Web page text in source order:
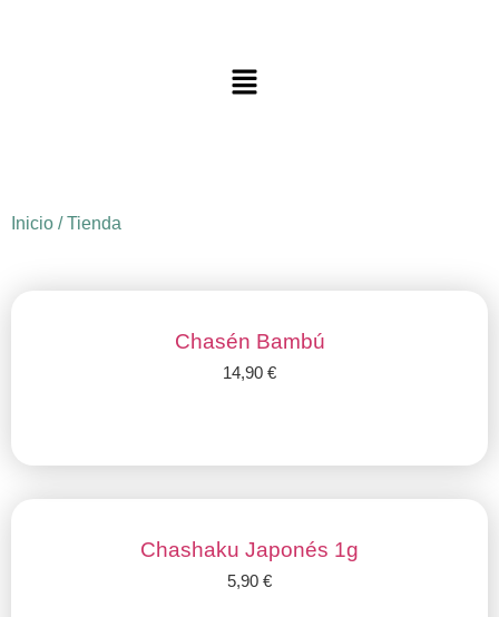
Inicio / Tienda
Chasén Bambú
14,90 €
Chashaku Japonés 1g
5,90 €